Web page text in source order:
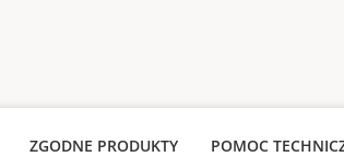
ZGODNE PRODUKTY POMOC